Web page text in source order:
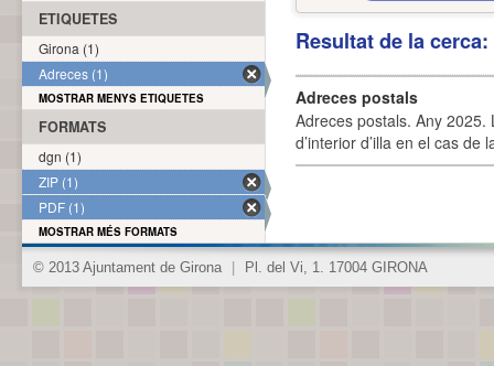
Resultat de la
Adreces postals
Adreces postals. Any 2025.
d’interior d’illa en el cas
ETIQUETES
Girona (1)
Adreces (1)
MOSTRAR MENYS ETIQUETES
FORMATS
dgn (1)
ZIP (1)
PDF (1)
MOSTRAR MÉS FORMATS
© 2013 Ajuntament de Girona Pl. del Vi, 1. 17004 GIRONA